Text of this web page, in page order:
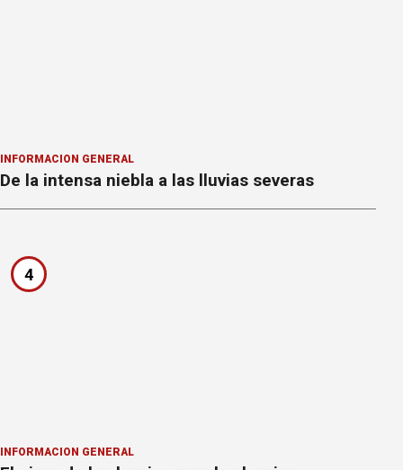
INFORMACION GENERAL
De la intensa niebla a las lluvias severas
4
INFORMACION GENERAL